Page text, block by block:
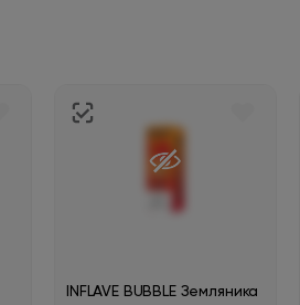
INFLAVE BUBBLE Земляника